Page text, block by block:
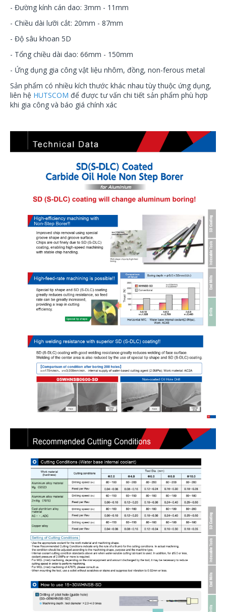
- Đường kính cán dao: 3mm - 11mm
- Chiều dài lưỡi cắt: 20mm - 87mm
- Độ sâu khoan 5D
- Tổng chiều dài dao: 66mm - 150mm
- Ứng dụng gia công vật liệu nhôm, đồng, non-ferous metal
Sản phẩm có nhiều kích thước khác nhau tùy thuộc ứng dụng,
liên hệ HUTSCOM để được tư vấn chi tiết sản phẩm phù hợp
khi gia công và báo giá chính xác